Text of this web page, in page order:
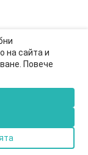
на сайта и
Повече